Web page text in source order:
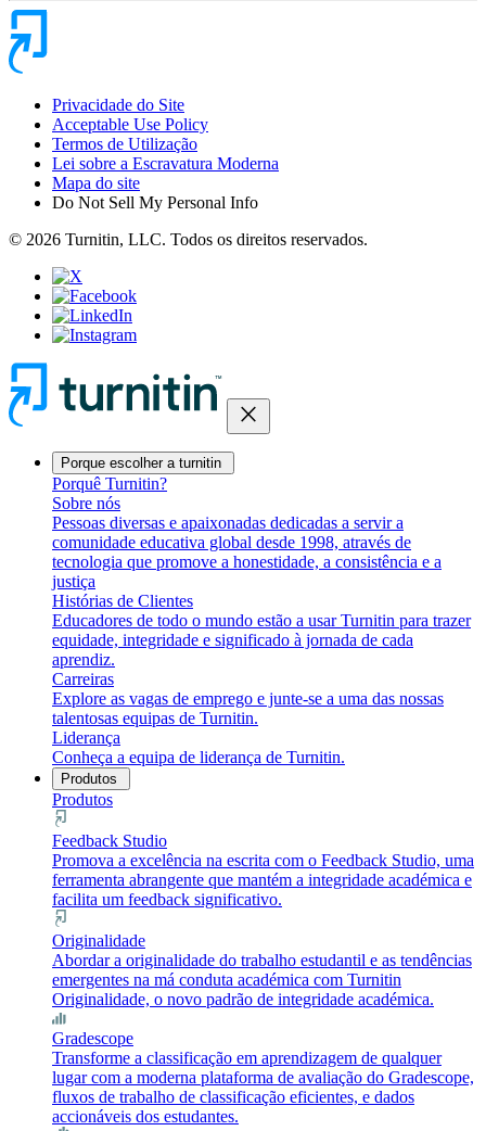
Privacidade do Site
Acceptable Use Policy
Termos de Utilização
Lei sobre a Escravatura Moderna
Mapa do site
Do Not Sell My Personal Info
© 2026 Turnitin, LLC. Todos os direitos reservados.
close
Porque escolher a turnitin
Porquê Turnitin?
Sobre nós
Pessoas diversas e apaixonadas dedicadas a servir a
comunidade educativa global desde 1998, através de
tecnologia que promove a honestidade, a consistência e a
justiça
Histórias de Clientes
Educadores de todo o mundo estão a usar Turnitin para trazer
equidade, integridade e significado à jornada de cada
aprendiz.
Carreiras
Explore as vagas de emprego e junte-se a uma das nossas
talentosas equipas de Turnitin.
Liderança
Conheça a equipa de liderança de Turnitin.
Produtos
Produtos
Feedback Studio
Promova a excelência na escrita com o Feedback Studio, uma
ferramenta abrangente que mantém a integridade académica e
facilita um feedback significativo.
Originalidade
Abordar a originalidade do trabalho estudantil e as tendências
emergentes na má conduta académica com Turnitin
Originalidade, o novo padrão de integridade académica.
Gradescope
Transforme a classificação em aprendizagem de qualquer
lugar com a moderna plataforma de avaliação do Gradescope,
fluxos de trabalho de classificação eficientes, e dados
accionáveis dos estudantes.